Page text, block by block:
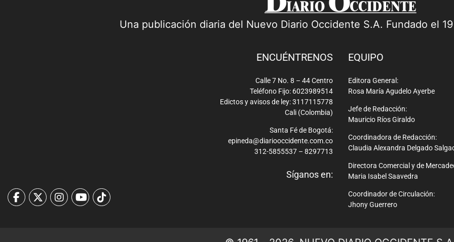
Una publicación diaria del Nuevo Diario Occidente S.A. Fundado el
ENCUÉNTRENOS
Calle 7 No. 8 – 44 Centro
Teléfono Fijo: 6023989514
Edictos y avisos de ley: 3117115778
Cali (Colombia)
Santa Fé de Bogotá:
epineda@diariooccidente.com.co
312-5855537 – 8297713
Síganos en:
EQUIPO
Editora General:
Rosa María Agudelo Ayerbe
Jefe de Redacción:
Mauricio Ríos Giraldo
Coordinadora de Redacción:
Claudia Alexandra Delgado
Directora Comercial y de
Maria Isabel Saavedra
Coordinador de Circulación:
Jhony Guerrero